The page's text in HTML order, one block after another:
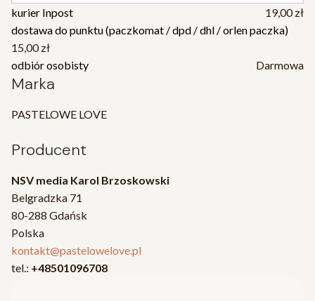
kurier Inpost
19,00 zł
dostawa do punktu (paczkomat / dpd / dhl / orlen paczka)
15,00 zł
odbiór osobisty
Darmowa
Marka
PASTELOWE LOVE
Producent
NSV media Karol Brzoskowski
Belgradzka 71
80-288 Gdańsk
Polska
kontakt@pastelowelove.pl
tel.: +48501096708